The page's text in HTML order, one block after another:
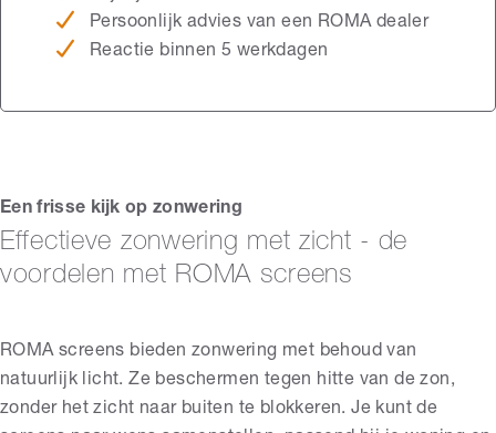
Persoonlijk advies van een ROMA dealer
Reactie binnen 5 werkdagen
Een frisse kijk op zonwering
Effectieve zonwering met zicht - de
voordelen met ROMA screens
ROMA screens bieden zonwering met behoud van
natuurlijk licht. Ze beschermen tegen hitte van de zon,
zonder het zicht naar buiten te blokkeren. Je kunt de